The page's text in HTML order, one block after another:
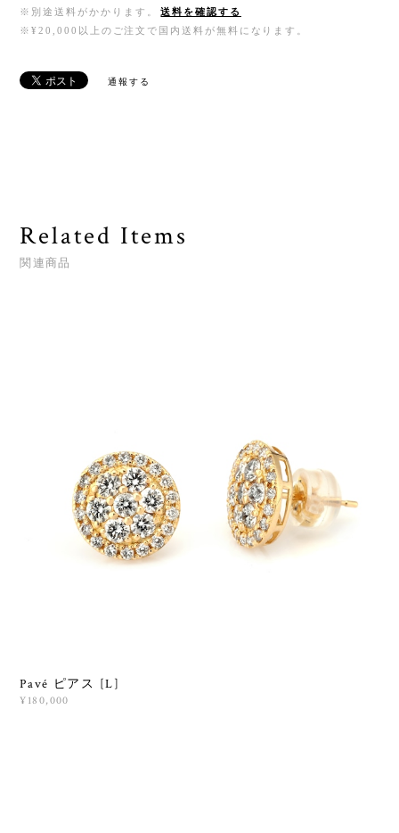
※別途送料がかかります。
送料を確認する
※¥20,000以上のご注文で国内送料が無料になります。
通報する
Related Items
関連商品
Pavé ピアス [L]
¥180,000